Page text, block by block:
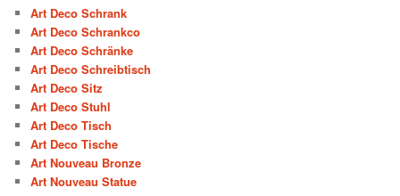
Art Deco Schrank
Art Deco Schrankco
Art Deco Schränke
Art Deco Schreibtisch
Art Deco Sitz
Art Deco Stuhl
Art Deco Tisch
Art Deco Tische
Art Nouveau Bronze
Art Nouveau Statue